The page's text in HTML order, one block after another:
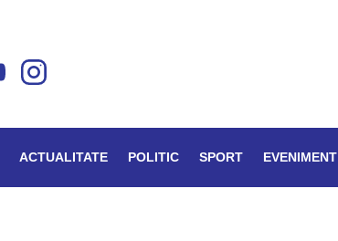
ACTUALITATE POLITIC SPORT EVENIMENT